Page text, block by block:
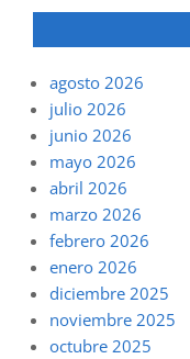
agosto 2026
julio 2026
junio 2026
mayo 2026
abril 2026
marzo 2026
febrero 2026
enero 2026
diciembre 2025
noviembre 2025
octubre 2025